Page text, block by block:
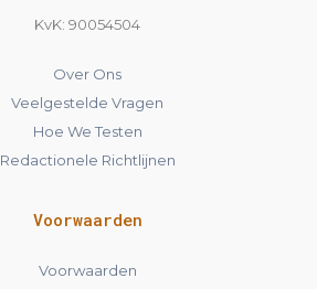
KvK: 90054504
Over Ons
Veelgestelde Vragen
Hoe We Testen
Redactionele Richtlijnen
Voorwaarden
Voorwaarden